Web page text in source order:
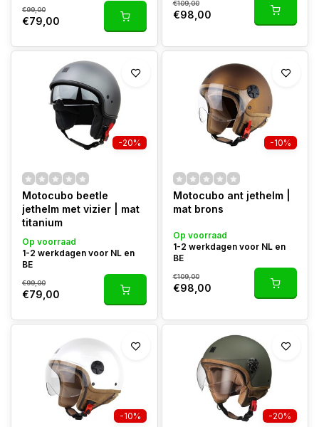
€99,00
€79,00
€109,00
€98,00
-20%
Motocubo beetle
jethelm met vizier | mat
titanium
Op voorraad
1-2 werkdagen voor NL en
BE
€99,00
€79,00
-10%
Motocubo ant jethelm |
mat brons
Op voorraad
1-2 werkdagen voor NL en
BE
€109,00
€98,00
-10% -20%